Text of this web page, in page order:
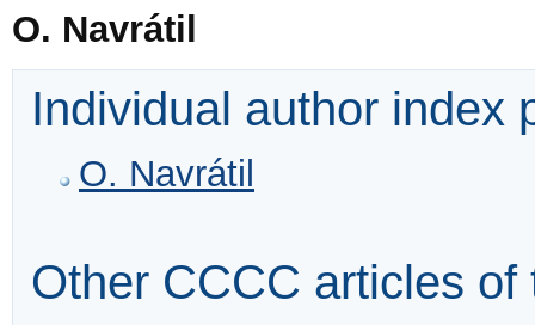
O. Navrátil
Individual author index
O. Navrátil
Other CCCC articles of